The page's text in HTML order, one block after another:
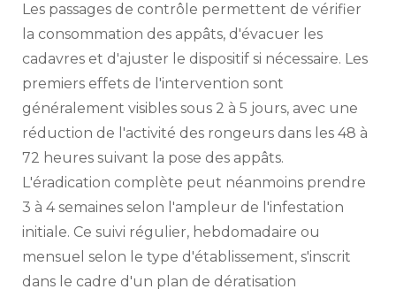
Les passages de contrôle permettent de vérifier
la consommation des appâts, d'évacuer les
cadavres et d'ajuster le dispositif si nécessaire. Les
premiers effets de l'intervention sont
généralement visibles sous 2 à 5 jours, avec une
réduction de l'activité des rongeurs dans les 48 à
72 heures suivant la pose des appâts.
L'éradication complète peut néanmoins prendre
3 à 4 semaines selon l'ampleur de l'infestation
initiale. Ce suivi régulier, hebdomadaire ou
mensuel selon le type d'établissement, s'inscrit
dans le cadre d'un plan de dératisation